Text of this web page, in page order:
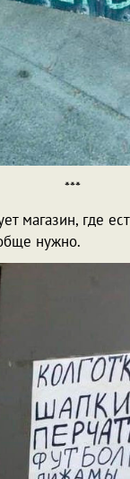
***
магазин, где
нужно.